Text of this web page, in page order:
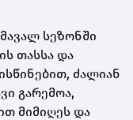
სეზონში
თასსა და
ძალიან
გარემოა,
მიმიღეს და